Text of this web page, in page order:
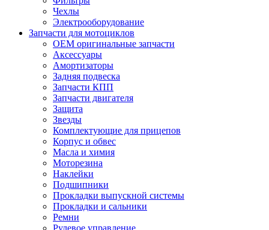
Чехлы
Электрооборудование
Запчасти для мотоциклов
OEM оригинальные запчасти
Аксессуары
Амортизаторы
Задняя подвеска
Запчасти КПП
Запчасти двигателя
Защита
Звезды
Комплектующие для прицепов
Корпус и обвес
Масла и химия
Моторезина
Наклейки
Подшипники
Прокладки выпускной системы
Прокладки и сальники
Ремни
Рулевое управление